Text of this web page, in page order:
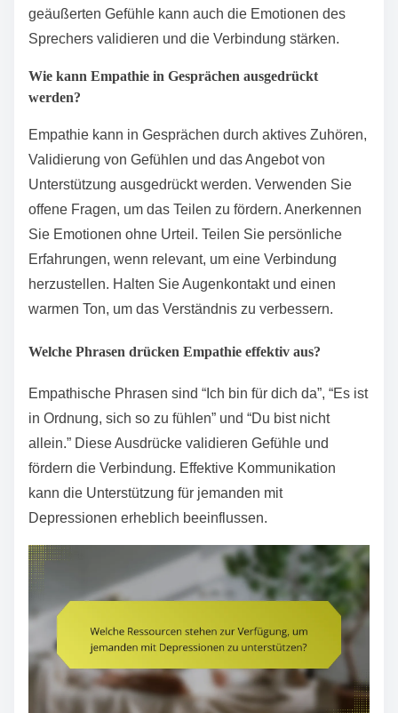
geäußerten Gefühle kann auch die Emotionen des
Sprechers validieren und die Verbindung stärken.
Wie kann Empathie in Gesprächen ausgedrückt
werden?
Empathie kann in Gesprächen durch aktives Zuhören,
Validierung von Gefühlen und das Angebot von
Unterstützung ausgedrückt werden. Verwenden Sie
offene Fragen, um das Teilen zu fördern. Anerkennen
Sie Emotionen ohne Urteil. Teilen Sie persönliche
Erfahrungen, wenn relevant, um eine Verbindung
herzustellen. Halten Sie Augenkontakt und einen
warmen Ton, um das Verständnis zu verbessern.
Welche Phrasen drücken Empathie effektiv aus?
Empathische Phrasen sind “Ich bin für dich da”, “Es ist
in Ordnung, sich so zu fühlen” und “Du bist nicht
allein.” Diese Ausdrücke validieren Gefühle und
fördern die Verbindung. Effektive Kommunikation
kann die Unterstützung für jemanden mit
Depressionen erheblich beeinflussen.